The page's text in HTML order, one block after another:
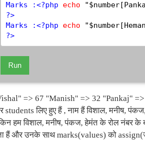
Marks :<?php echo
?>
Marks :<?php echo
?>
Run
=> 67 "Manish" => 32 "Pankaj"
students लिए हुए हैं , नाम हैं विशाल, मनीष,
हम विशाल, मनीष, पंकज, हेमंत के रोल नंबर के
हैं और उनके साथ marks(values) को